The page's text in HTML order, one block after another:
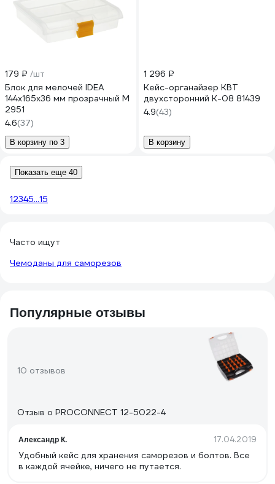
179 ₽ /шт
Блок для мелочей IDEA
144х165х36 мм прозрачный М
2951
4.6(37)
В корзину по 3
1 296 ₽
Кейс-органайзер КВТ
двухсторонний К-08 81439
4.9(43)
В корзину
Показать еще 40
12345...15
Часто ищут
Чемоданы для саморезов
Популярные отзывы
10 отзывов
Отзыв о PROCONNECT 12-5022-4
Александр К. 17.04.2019
Удобный кейс для хранения саморезов и болтов. Все
в каждой ячейке, ничего не путается.